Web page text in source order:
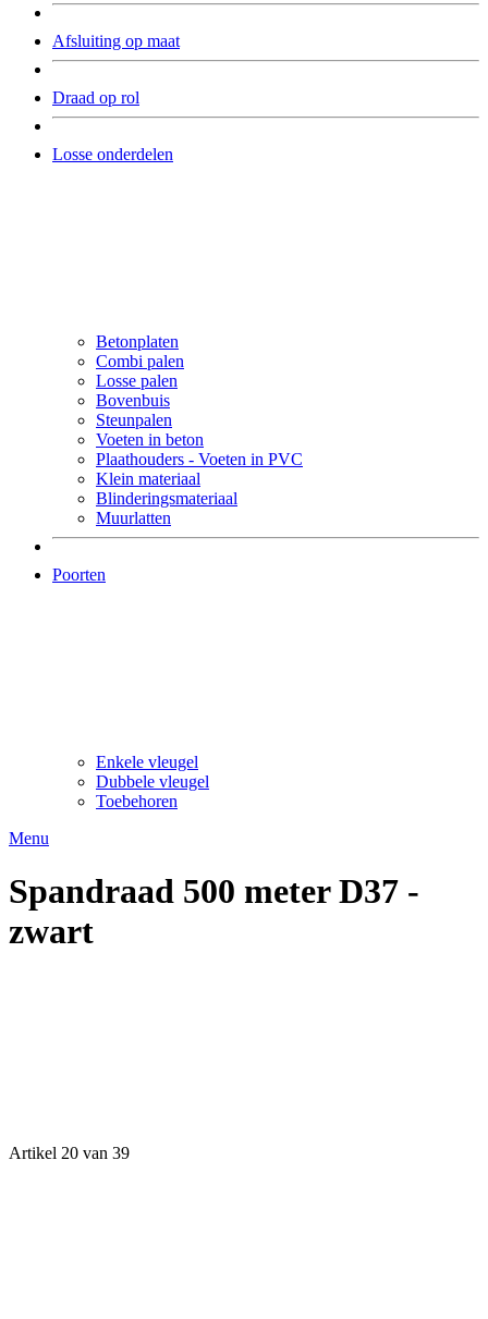
Afsluiting op maat
Draad op rol
Losse onderdelen
Betonplaten
Combi palen
Losse palen
Bovenbuis
Steunpalen
Voeten in beton
Plaathouders - Voeten in PVC
Klein materiaal
Blinderingsmateriaal
Muurlatten
Poorten
Enkele vleugel
Dubbele vleugel
Toebehoren
Menu
Spandraad 500 meter D37 -
zwart
Artikel 20 van 39